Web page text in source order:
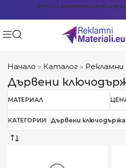
0878 722 8650888 903 601
Начало » Каталог »
Дървени
МАТЕРИАЛ
КАТЕГОРИИ Дървени